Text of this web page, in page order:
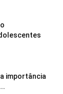
importância